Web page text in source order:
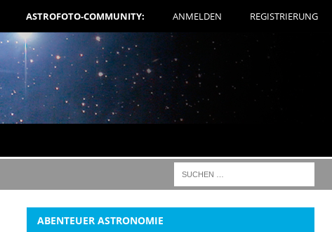
ASTROFOTO-COMMUNITY: ANMELDEN REGISTRIERUNG
ABENTEUER ASTRONOMIE